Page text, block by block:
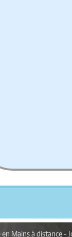
en Mains à distance -